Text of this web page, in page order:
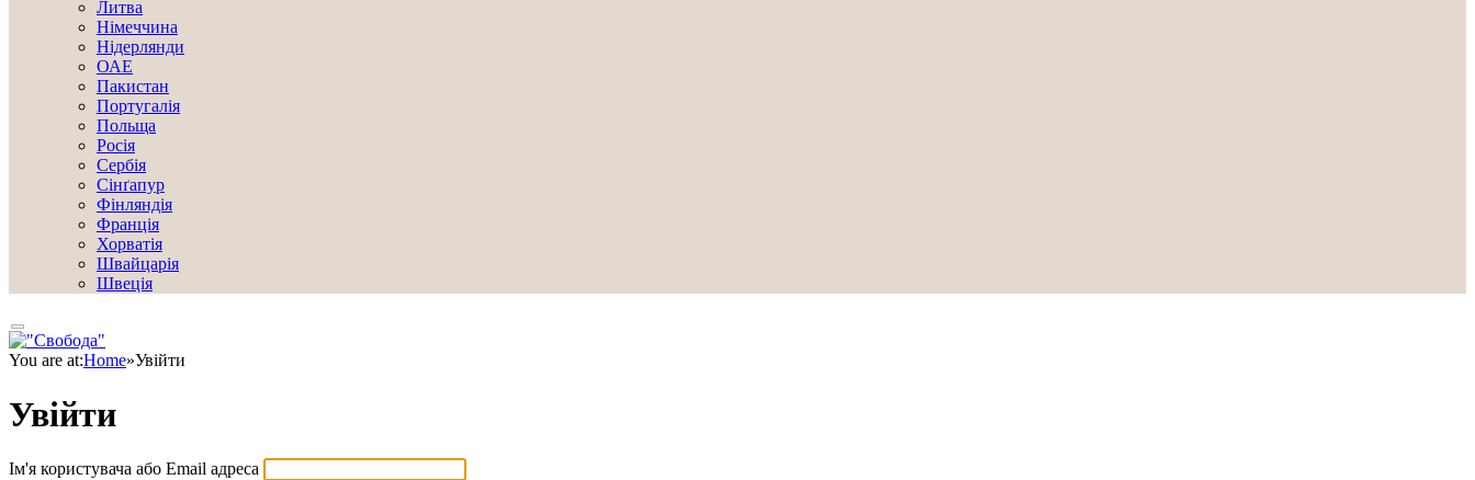
Литва
Німеччина
Нідерлянди
ОАЕ
Пакистан
Португалія
Польща
Росія
Сербія
Сінґапур
Фінляндія
Франція
Хорватія
Швайцарія
Швеція
You are at:Home»Увійти
Увійти
Ім'я користувача або Email адреса